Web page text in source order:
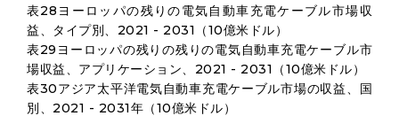
表28ヨーロッパの残りの電気自動車充電ケーブル市場収
益、タイプ別、2021 - 2031（10億米ドル）
表29ヨーロッパの残りの残りの電気自動車充電ケーブル市
場収益、アプリケーション、2021 - 2031（10億米ドル）
表30アジア太平洋電気自動車充電ケーブル市場の収益、国
別、2021 - 2031年（10億米ドル）